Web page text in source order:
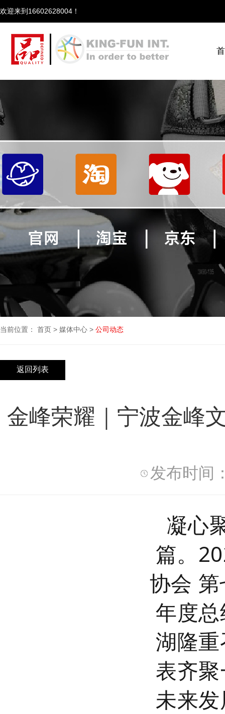
欢迎来到
当前位置： 首页 > 媒体中心 > 公司动态
返回列表
金峰荣耀｜宁波金峰
发布时间
凝心
篇。
协会
年度
湖隆
表齐
未来